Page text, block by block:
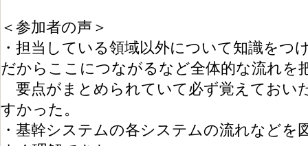
＜参加者の声＞
・担当している領域以外について知識をつ
だからここにつながるなど全体的な流れを
要点がまとめられていて必ず覚えておい
すかった。
・ 基幹システムの各システムの流れなどを